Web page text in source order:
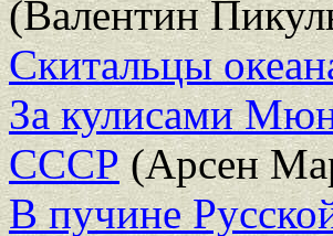
(Валентин
Скитальцы
За кулисами
СССР(Арсен
В пучине